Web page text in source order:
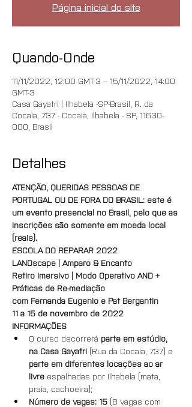
Página inicial do site
Quando-Onde
11/11/2022, 12:00 GMT-3 – 15/11/2022, 14:00
GMT-3
Casa Gayatri | Ilhabela -SP-Brasil, R. da
Cocaia, 737 - Cocaia, Ilhabela - SP, 11630-
000, Brasil
Detalhes
ATENÇÃO, QUERIDAS PESSOAS DE
PORTUGAL OU DE FORA DO BRASIL: este é
um evento presencial no Brasil, pelo que as
inscrições são somente em moeda local
(reais).
ESCOLA DO REPARAR 2022
LANDscape | Amparo & Encanto
Retiro Imersivo | Modo Operativo AND +
Práticas de Re-mediação
com Fernanda Eugenio e Pat Bergantin
11 a 15 de novembro de 2022
INFORMAÇÕES
O curso decorrerá parte em estúdio,
na Casa Gayatri (Rua da Cocaia, 737) e
parte em diferentes locações ao ar
livre espalhadas por Ilhabela (mata,
praia, cachoeira);
Número de vagas: 15 (8 vagas com